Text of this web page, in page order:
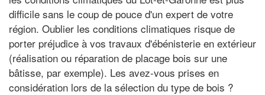
difficile sans le coup de pouce d'un expert de votre
région. Oublier les conditions climatiques risque de
porter préjudice à vos travaux d'ébénisterie en extérieur
(réalisation ou réparation de placage bois sur une
bâtisse, par exemple). Les avez-vous prises en
considération lors de la sélection du type de bois ?